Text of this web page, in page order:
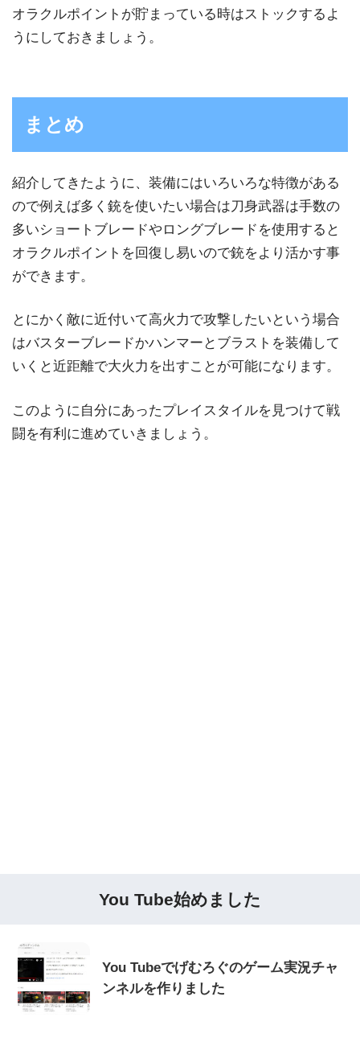
オラクルポイントが貯まっている時はストックするよ
うにしておきましょう。
まとめ
紹介してきたように、装備にはいろいろな特徴がある
ので例えば多く銃を使いたい場合は刀身武器は手数の
多いショートブレードやロングブレードを使用すると
オラクルポイントを回復し易いので銃をより活かす事
ができます。
とにかく敵に近付いて高火力で攻撃したいという場合
はバスターブレードかハンマーとブラストを装備して
いくと近距離で大火力を出すことが可能になります。
このように自分にあったプレイスタイルを見つけて戦
闘を有利に進めていきましょう。
You Tube始めました
You Tubeでげむろぐのゲーム実況チャ
ンネルを作りました